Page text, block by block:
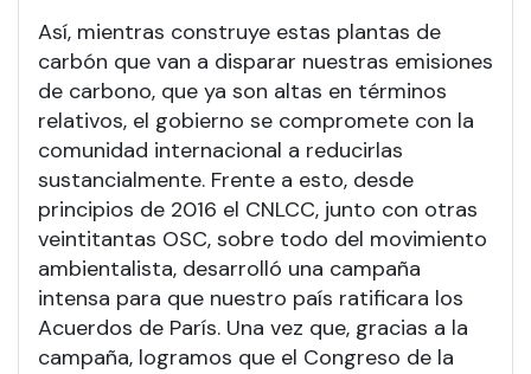
Así, mientras construye estas plantas de
carbón que van a disparar nuestras emisiones
de carbono, que ya son altas en términos
relativos, el gobierno se compromete con la
comunidad internacional a reducirlas
sustancialmente. Frente a esto, desde
principios de 2016 el CNLCC, junto con otras
veintitantas OSC, sobre todo del movimiento
ambientalista, desarrolló una campaña
intensa para que nuestro país ratificara los
Acuerdos de París. Una vez que, gracias a la
campaña, logramos que el Congreso de la